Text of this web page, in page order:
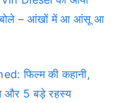
बोले – आंखों में आ आंसू आ
फिल्म की कहानी,
और 5 बड़े रहस्य